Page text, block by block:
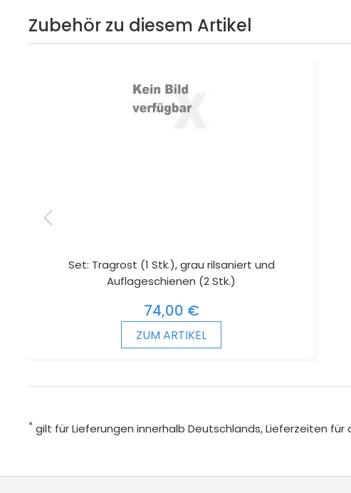
Zubehör zu diesem Artikel
Set: Tragrost (1 Stk.), grau rilsaniert und
Auflageschienen (2 Stk.)
74,00 €
ZUM ARTIKEL
* gilt für Lieferungen innerhalb Deutschlands, Lieferzeiten